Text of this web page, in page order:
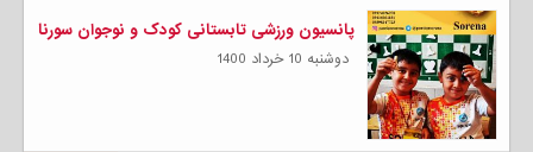
پانسیون ورزشی تابستانی کودک و نوجوان سورنا
دوشنبه 10 خرداد 1400